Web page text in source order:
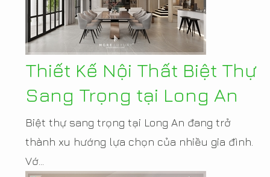
Thiết Kế Nội Thất Biệt Thự
Sang Trọng tại Long An
Biệt thự sang trọng tại Long An đang trở
thành xu hướng lựa chọn của nhiều gia đình.
Vớ...